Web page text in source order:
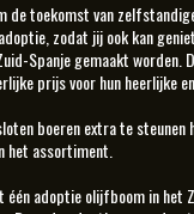
toekomst van
zodat jij ook kan
Spanje gemaakt worden.
prijs voor hun heerlijke
boeren extra te
het assortiment.
één adoptie olijfboom in het